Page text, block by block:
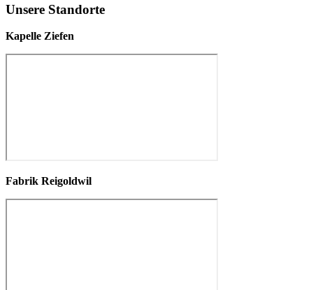
Unsere Standorte
Kapelle Ziefen
Fabrik Reigoldwil